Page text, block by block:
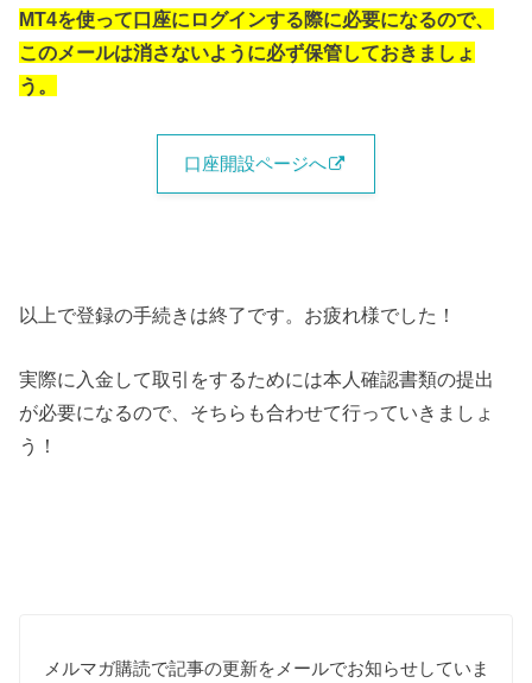
MT4を使って口座にログインする際に必要になるので、
このメールは消さないように必ず保管しておきましょ
う。
口座開設ページへ
以上で登録の手続きは終了です。お疲れ様でした！
実際に入金して取引をするためには本人確認書類の提出
が必要になるので、そちらも合わせて行っていきましょ
う！
メルマガ購読で記事の更新をメールでお知らせしていま